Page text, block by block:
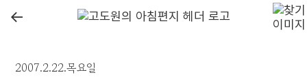
←
2007.2.22.목요일